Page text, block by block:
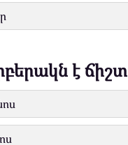
է ճիշտ